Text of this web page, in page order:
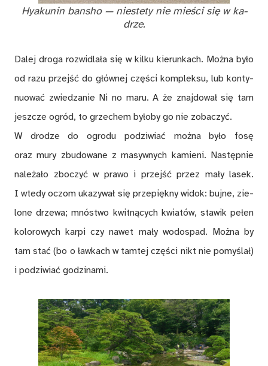
Hya­ku­nin ban­sho — nie­ste­ty nie mie­ści się w ka­
drze.
Da­lej dro­ga roz­wi­dla­ła się w kil­ku kie­run­kach. Moż­na by­ło
od razu przejść do głów­nej czę­ści kom­plek­su, lub kon­ty­
nu­ować zwie­dza­nie Ni no maru. A że znaj­do­wał się tam
jesz­cze ogród, to grze­chem by­ło­by go nie zo­ba­czyć.
W dro­dze do ogro­du po­dzi­wiać moż­na by­ło fo­sę
oraz mury zbu­do­wa­ne z ma­syw­nych ka­mie­ni. Na­stęp­nie
na­le­ża­ło zbo­czyć w pra­wo i przejść przez ma­ły la­sek.
I wte­dy oczom uka­zy­wał się prze­pięk­ny wi­dok: buj­ne, zie­
lo­ne drze­wa; mnó­stwo kwit­ną­cych kwia­tów, sta­wik pe­łen
ko­lo­ro­wych kar­pi czy na­wet ma­ły wo­do­spad. Moż­na by
tam stać (bo o ław­kach w tam­tej czę­ści nikt nie po­my­ślał)
i po­dzi­wiać go­dzi­na­mi.